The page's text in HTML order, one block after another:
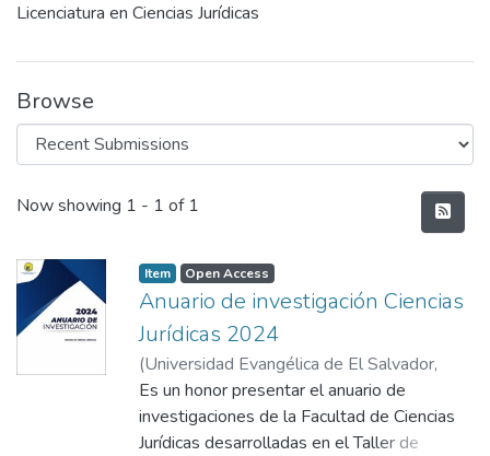
Licenciatura en Ciencias Jurídicas
Browse
Recent Submissions
Now showing 1 - 1 of 1
Item Open Access
Anuario de investigación Ciencias
Jurídicas 2024
(Universidad Evangélica de El Salvador,
2024 )Faculta de Ciencias Juridicas
Es un honor presentar el anuario de
investigaciones de la Facultad de Ciencias
Jurídicas desarrolladas en el Taller de